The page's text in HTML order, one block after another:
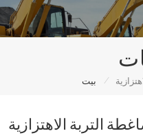
بيت /
التربة الاهتزازية